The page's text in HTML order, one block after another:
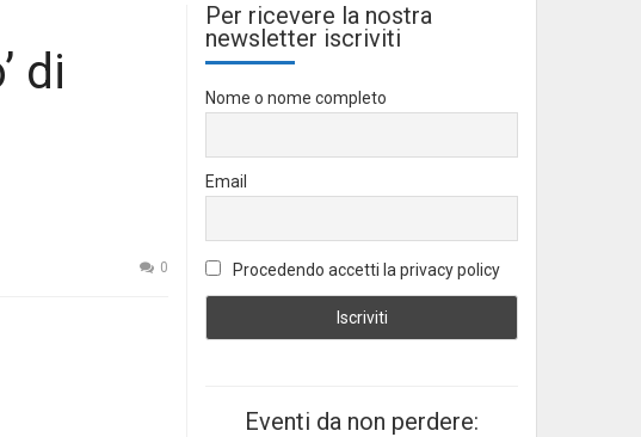
di
0
Per ricevere la nostra
newsletter iscriviti
Nome o nome completo
Email
Procedendo accetti la privacy policy
Eventi da non perdere: